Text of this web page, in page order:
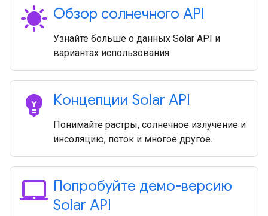
sunny Обзор солнечного API
Узнайте больше о данных Solar API и
вариантах использования.
emoji_objects Концепции Solar API
Понимайте растры, солнечное излучение и
инсоляцию, поток и многое другое.
laptop_mac Попробуйте демо-версию
Solar API